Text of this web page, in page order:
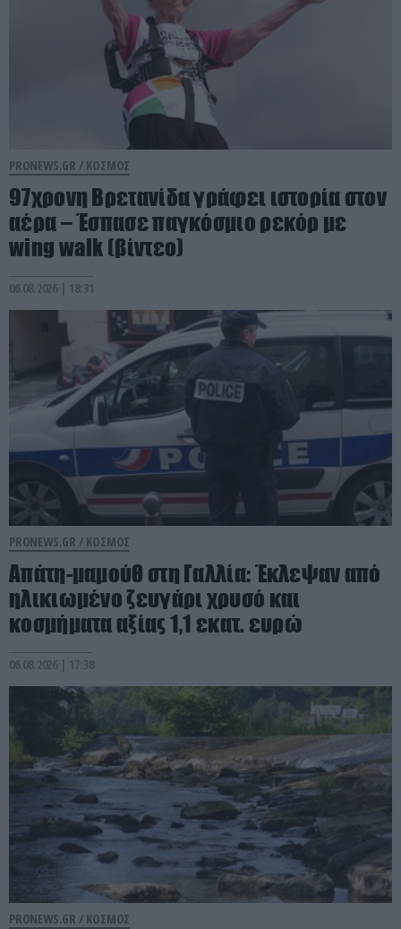
PRONEWS.GR / ΚΟΣΜΟΣ
97χρονη Βρετανίδα γράφει ιστορία στον
αέρα – Έσπασε παγκόσμιο ρεκόρ με
wing walk (βίντεο)
06.08.2026 | 18:31
PRONEWS.GR / ΚΟΣΜΟΣ
Απάτη-μαμούθ στη Γαλλία: Έκλεψαν από
ηλικιωμένο ζευγάρι χρυσό και
κοσμήματα αξίας 1,1 εκατ. ευρώ
06.08.2026 | 17:38
PRONEWS.GR / ΚΟΣΜΟΣ